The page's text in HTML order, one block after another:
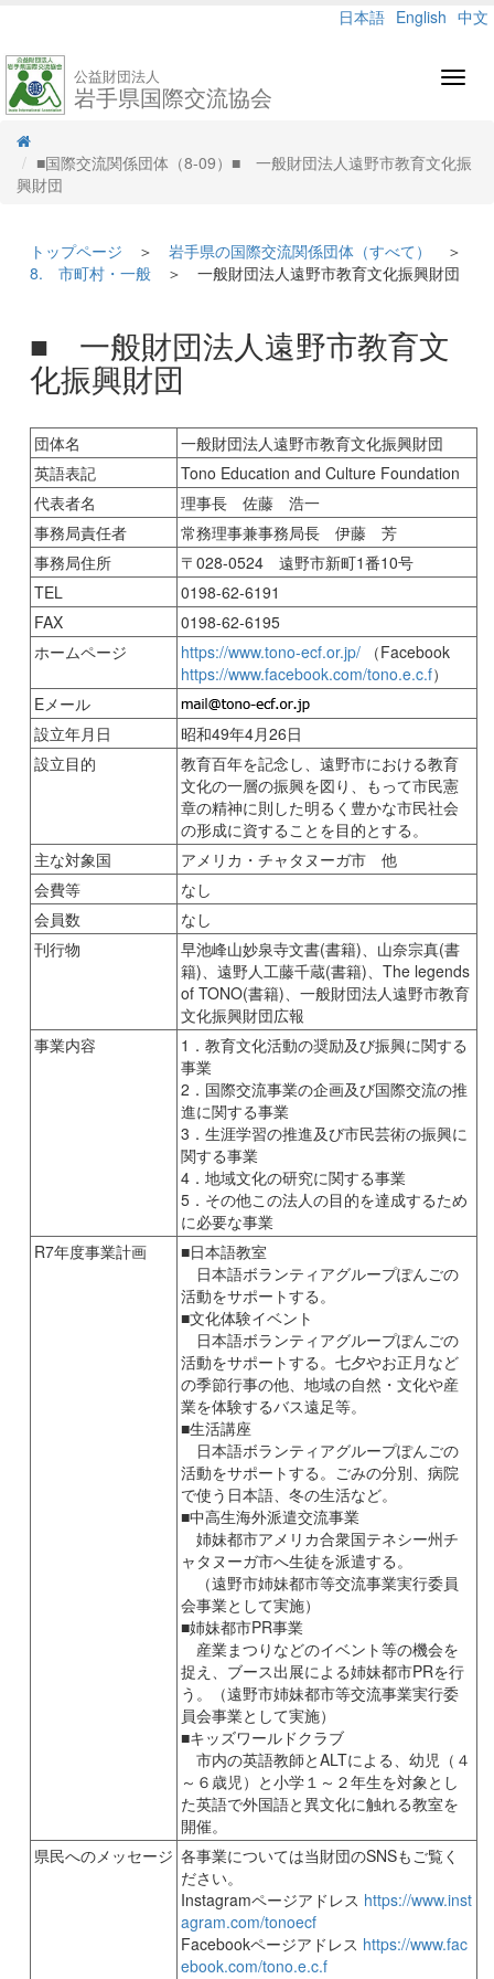
日本語 English 中文
公益財団法人
岩手県国際交流協会
■国際交流関係団体（8-09）■ 一般財団法人遠野市教育文化振
興財団
トップページ ＞ 岩手県の国際交流関係団体（すべて）
＞
8. 市町村・一般 ＞ 一般財団法人遠野市教育文化振興財団
■ 一般財団法人遠野市教育文
化振興財団
団体名
一般財団法人遠野市教育文化振興財団
英語表記
Tono Education and Culture Foundation
代表者名
理事長 佐藤 浩一
事務局責任者
常務理事兼事務局長 伊藤 芳
事務局住所
〒028-0524 遠野市新町1番10号
TEL
0198-62-6191
FAX
0198-62-6195
ホームページ
https://www.tono-ecf.or.jp/ （Facebook
https://www.facebook.com/tono.e.c.f）
Eメール
設立年月日
昭和49年4月26日
設立目的
教育百年を記念し、遠野市における教育
文化の一層の振興を図り、もって市民憲
章の精神に則した明るく豊かな市民社会
の形成に資することを目的とする。
主な対象国
アメリカ・チャタヌーガ市 他
会費等
なし
会員数
なし
刊行物
早池峰山妙泉寺文書(書籍)、山奈宗真(書
籍)、遠野人工藤千蔵(書籍)、The legends
of TONO(書籍)、一般財団法人遠野市教育
文化振興財団広報
事業内容
1．教育文化活動の奨励及び振興に関する
事業
2．国際交流事業の企画及び国際交流の推
進に関する事業
3．生涯学習の推進及び市民芸術の振興に
関する事業
4．地域文化の研究に関する事業
5．その他この法人の目的を達成するため
に必要な事業
R7年度事業計画
■日本語教室
日本語ボランティアグループぽんごの
活動をサポートする。
■文化体験イベント
日本語ボランティアグループぽんごの
活動をサポートする。七夕やお正月など
の季節行事の他、地域の自然・文化や産
業を体験するバス遠足等。
■生活講座
日本語ボランティアグループぽんごの
活動をサポートする。ごみの分別、病院
で使う日本語、冬の生活など。
■中高生海外派遣交流事業
姉妹都市アメリカ合衆国テネシー州チ
ャタヌーガ市へ生徒を派遣する。
（遠野市姉妹都市等交流事業実行委員
会事業として実施）
■姉妹都市PR事業
産業まつりなどのイベント等の機会を
捉え、ブース出展による姉妹都市PRを行
う。（遠野市姉妹都市等交流事業実行委
員会事業として実施）
■キッズワールドクラブ
市内の英語教師とALTによる、幼児（４
～６歳児）と小学１～２年生を対象とし
た英語で外国語と異文化に触れる教室を
開催。
県民へのメッセージ 各事業については当財団のSNSもご覧く
ださい。
Instagramページアドレス https://www.inst
agram.com/tonoecf
Facebookページアドレス https://www.fac
ebook.com/tono.e.c.f